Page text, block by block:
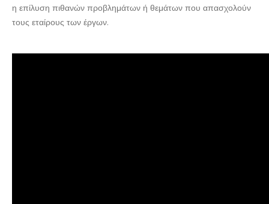
η επίλυση πιθανών προβλημάτων ή θεμάτων που απασχολούν
τους εταίρους των έργων.